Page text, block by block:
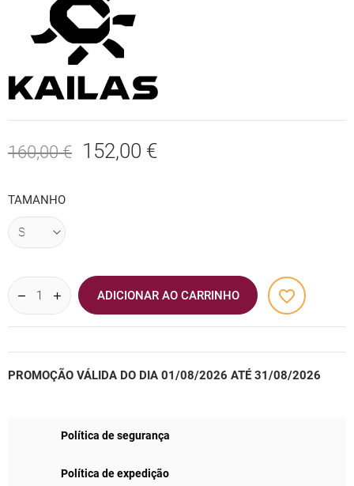
160,00 € 152,00 €
TAMANHO
ADICIONAR AO CARRINHO favorite_border
PROMOÇÃO VÁLIDA DO DIA 01/08/2026 ATÉ 31/08/2026
Política de segurança
Política de expedição